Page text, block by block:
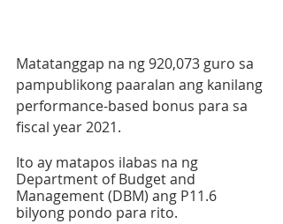
Matatanggap na ng 920,073 guro sa
pampublikong paaralan ang kanilang
performance-based bonus para sa
fiscal year 2021.
Ito ay matapos ilabas na ng
Department of Budget and
Management (DBM) ang P11.6
bilyong pondo para rito.